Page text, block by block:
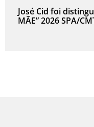
José Cid foi
MÃE” 2026 SPA/